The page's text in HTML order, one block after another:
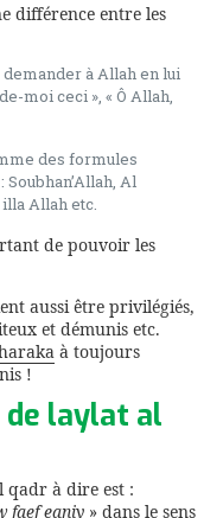
différence entre les
demander à Allah en lui
moi ceci », « Ô Allah,
des formules
Al
Allah etc.
de pouvoir les
aussi être privilégiés,
et démunis etc.
à toujours
!
de laylat al
qadr à dire est :
faef eaniy » dans le sens